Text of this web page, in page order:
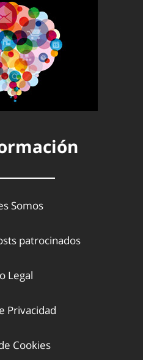
Somos
patrocinados
Legal
Privacidad
Cookies